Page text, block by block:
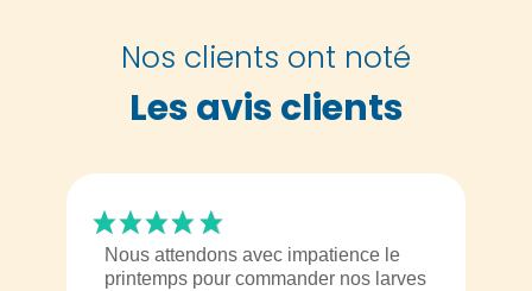
Nos clients ont noté
Les avis clients
Nous attendons avec impatience le
printemps pour commander nos larves